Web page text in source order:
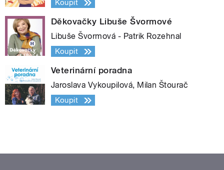
Koupit
Děkovačky Libuše Švormové
Libuše Švormová - Patrik Rozehnal
Koupit
Veterinární poradna
Jaroslava Vykoupilová, Milan Štourač
Koupit